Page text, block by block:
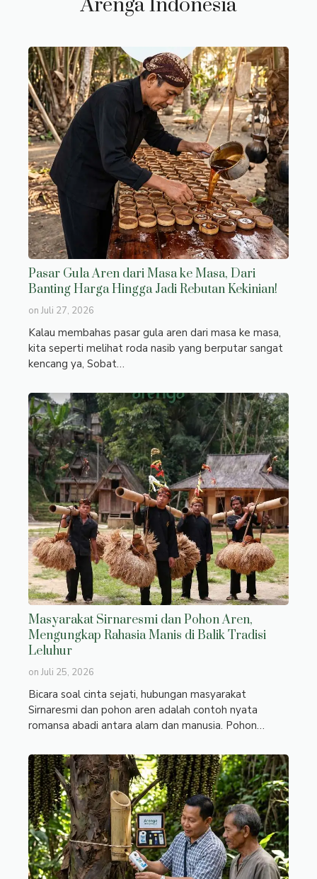
Arenga Indonesia
Pasar Gula Aren dari Masa ke Masa, Dari
Banting Harga Hingga Jadi Rebutan Kekinian!
on Juli 27, 2026
Kalau membahas pasar gula aren dari masa ke masa,
kita seperti melihat roda nasib yang berputar sangat
kencang ya, Sobat…
Masyarakat Sirnaresmi dan Pohon Aren,
Mengungkap Rahasia Manis di Balik Tradisi
Leluhur
on Juli 25, 2026
Bicara soal cinta sejati, hubungan masyarakat
Sirnaresmi dan pohon aren adalah contoh nyata
romansa abadi antara alam dan manusia. Pohon…